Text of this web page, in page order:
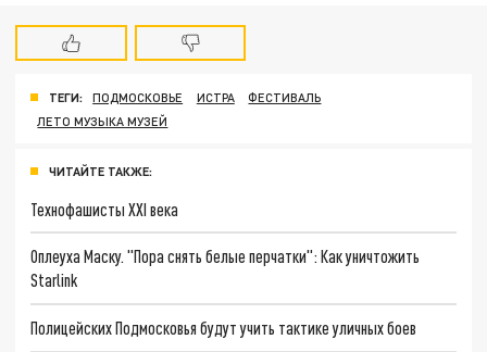
ТЕГИ: ПОДМОСКОВЬЕ ИСТРА
ФЕСТИВАЛЬ
ЛЕТО МУЗЫКА МУЗЕЙ
ЧИТАЙТЕ ТАКЖЕ:
Технофашисты XXI века
Оплеуха Маску. "Пора снять белые перчатки": Как уничтожить
Starlink
Полицейских Подмосковья будут учить тактике уличных боев